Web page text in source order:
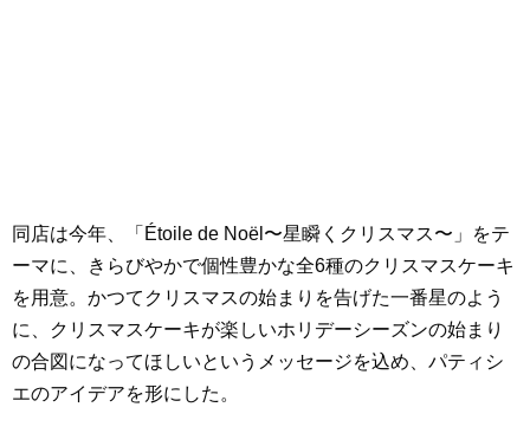
同店は今年、「Étoile de Noël〜星瞬くクリスマス〜」をテ
ーマに、きらびやかで個性豊かな全6種のクリスマスケーキ
を用意。かつてクリスマスの始まりを告げた一番星のよう
に、クリスマスケーキが楽しいホリデーシーズンの始まり
の合図になってほしいというメッセージを込め、パティシ
エのアイデアを形にした。